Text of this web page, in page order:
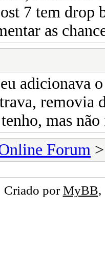
7 tem drop
as
adicionava
removia
mas
Forum
Criado porMyBB,